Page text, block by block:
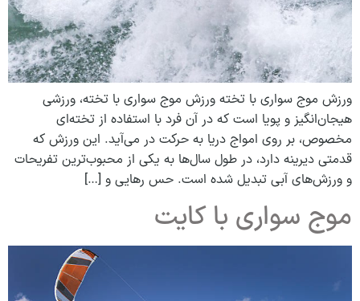
ورزش موج سواری با تخته ورزش موج سواری با تخته، ورزشی
هیجان‌انگیز و پویا است که در آن فرد با استفاده از تخته‌ای
مخصوص، بر روی امواج دریا به حرکت در می‌آید. این ورزش که
قدمتی دیرینه دارد، در طول سال‌ها به یکی از محبوب‌ترین تفریحات
و ورزش‌های آبی تبدیل شده است. حس رهایی و […]
موج‌ سواری با کایت